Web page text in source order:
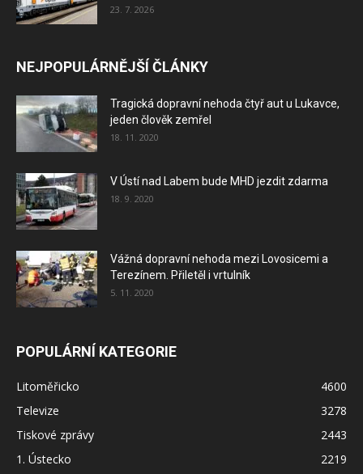
23. 7. 2026
NEJPOPULÁRNĚJŠÍ ČLÁNKY
Tragická dopravní nehoda čtyř aut u Lukavce,
jeden člověk zemřel
18. 11. 2020
V Ústí nad Labem bude MHD jezdit zdarma
18. 9. 2020
Vážná dopravní nehoda mezi Lovosicemi a
Terezínem. Přiletěl i vrtulník
5. 11. 2020
POPULÁRNÍ KATEGORIE
Litoměřicko
4600
Televize
3278
Tiskové zprávy
2443
1. Ústecko
2219